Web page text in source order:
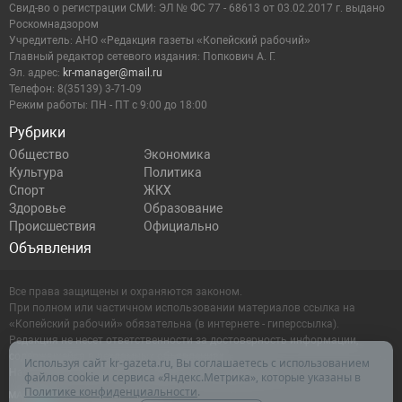
Рубрики
Общество
Экономика
Культура
Политика
Спорт
ЖКХ
Здоровье
Образование
Происшествия
Официально
Объявления
Cвид-во о регистрации СМИ: ЭЛ № ФС 77 - 68613 от 03.02.2017 г. выдано
Роскомнадзором
Учредитель: АНО «Редакция газеты «Копейский рабочий»
Главный редактор сетевого издания: Попкович А. Г.
Эл. адрес: kr-manager@mail.ru
Телефон: 8(35139) 3-71-09
Режим работы: ПН - ПТ с 9:00 до 18:00
Все права защищены и охраняются законом.
При полном или частичном использовании материалов ссылка на
«Копейский рабочий» обязательна (в интернете - гиперссылка).
Редакция не несет ответственности за достоверность информации,
содержащейся в рекламных объявлениях.
Настоящий ресурс может содержать материалы 16+
Используя сайт kr-gazeta.ru, Вы соглашаетесь с использованием
файлов cookie и сервиса «Яндекс.Метрика», которые указаны в
Политике конфиденциальности.